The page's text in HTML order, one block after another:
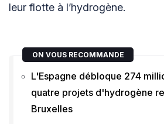
leur flotte à l’hydrogène.
ON VOUS RECOMMANDE
L'Espagne débloque 274
quatre projets d'hydrogène
Bruxelles